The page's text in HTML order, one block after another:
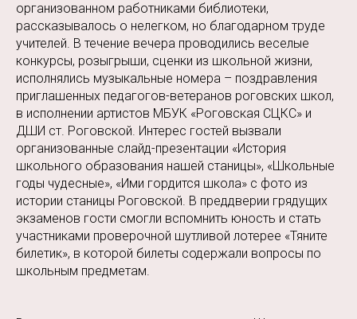
организованном работниками библиотеки,
рассказывалось о нелегком, но благодарном труде
учителей. В течение вечера проводились веселые
конкурсы, розыгрыши, сценки из школьной жизни,
исполнялись музыкальные номера – поздравления
приглашенных педагогов-ветеранов роговских школ,
в исполнении артистов МБУК «Роговская СЦКС» и
ДШИ ст. Роговской. Интерес гостей вызвали
организованные слайд-презентации «История
школьного образования нашей станицы», «Школьные
годы чудесные», «Ими гордится школа» с фото из
истории станицы Роговской. В преддверии грядущих
экзаменов гости смогли вспомнить юность и стать
участниками проверочной шутливой лотерее «Тяните
билетик», в которой билеты содержали вопросы по
школьным предметам.